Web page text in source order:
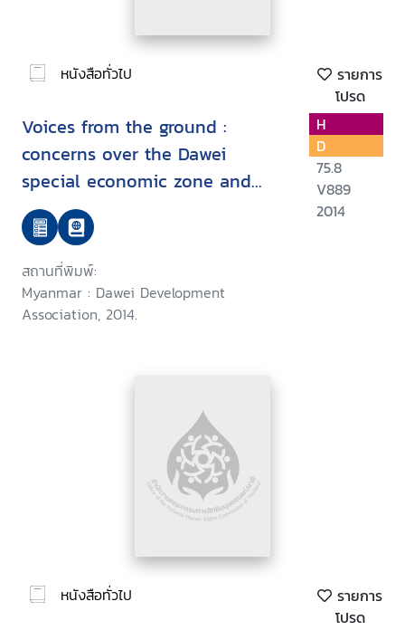
หนังสือทั่วไป
รายการ
โปรด
Voices from the ground :
concerns over the Dawei
special economic zone and
related projects
สถานที่พิมพ์:
Myanmar : Dawei Development
Association, 2014.
H
D
75.8
V889
2014
หนังสือทั่วไป
รายการ
โปรด